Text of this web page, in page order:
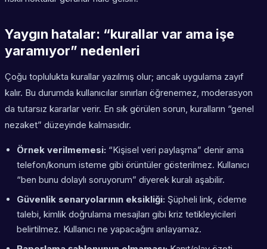
Yaygın hatalar: “kurallar var ama işe
yaramıyor” nedenleri
Çoğu toplulukta kurallar yazılmış olur; ancak uygulama zayıf
kalır. Bu durumda kullanıcılar sınırları öğrenemez, moderasyon
da tutarsız kararlar verir. En sık görülen sorun, kuralların “genel
nezaket” düzeyinde kalmasıdır.
Örnek verilmemesi: “Kişisel veri paylaşma” denir ama
telefon/konum isteme gibi örüntüler gösterilmez. Kullanıcı
“ben bunu dolaylı soruyorum” diyerek kuralı aşabilir.
Güvenlik senaryolarının eksikliği: Şüpheli link, ödeme
talebi, kimlik doğrulama mesajları gibi kriz tetikleyicileri
belirtilmez. Kullanıcı ne yapacağını anlayamaz.